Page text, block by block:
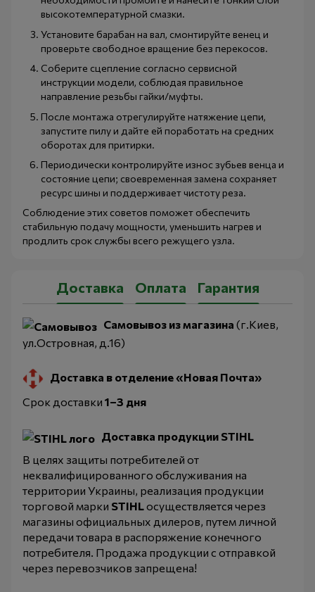
высокотемпературной смазки.
Установите барабан на вал, смонтируйте венец и
проверьте свободное вращение без перекосов.
Соберите сцепление согласно сервисной
инструкции модели, соблюдая правильное
направление резьбы гайки/муфты.
После монтажа отрегулируйте натяжение цепи,
запустите пилу и дайте ей поработать на средних
оборотах для притирки.
Периодически контролируйте износ зубьев венца и
состояние цепи; своевременная замена сохраняет
ресурс шины и поддерживает чистоту реза.
Соблюдение этих советов поможет обеспечить
стабильную подачу мощности, уменьшить нагрев и
продлить срок службы всего режущего узла.
Доставка Оплата Гарантия
Самовывоз из магазина (г.Киев,
ул.Островная, д.16)
Доставка в отделение «Новая Почта»
Срок доставки 1–3 дня
Доставка продукции STIHL
В целях защиты потребителей от
неквалифицированного обслуживания на
территории Украины, реализация продукции
торговой марки STIHL осуществляется через
магазины официальных дилеров, путем личной
передачи товара в распоряжение конечного
потребителя. Продажа продукции с отправкой
через перевозчиков запрещена!